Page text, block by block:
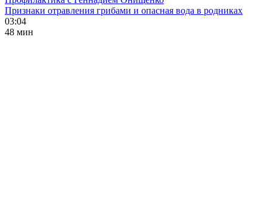
Признаки отравления грибами и опасная вода в родниках
03:04
48 мин